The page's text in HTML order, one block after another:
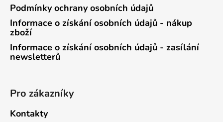
Podmínky ochrany osobních údajů
Informace o získání osobních údajů - nákup
zboží
Informace o získání osobních údajů - zasílání
newsletterů
Pro zákazníky
Kontakty